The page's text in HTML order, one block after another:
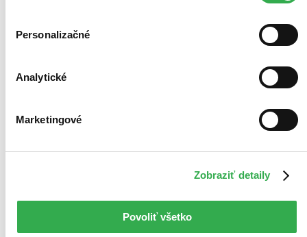
Personalizačné
Analytické
Marketingové
Zobraziť detaily
Povoliť všetko
Najdrahšie
Najlacnejšie
dostupnéPenová väzba